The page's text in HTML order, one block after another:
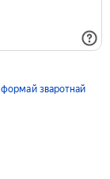
формай зваротнай